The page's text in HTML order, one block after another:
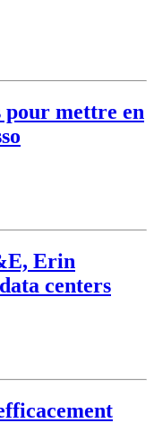
pour mettre en
Erin
centers